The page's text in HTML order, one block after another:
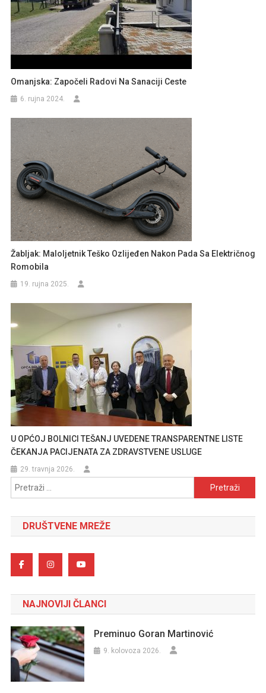
Omanjska: Započeli Radovi Na Sanaciji Ceste
6. rujna 2024.
Žabljak: Maloljetnik Teško Ozlijeđen Nakon Pada Sa Električnog
Romobila
19. rujna 2025.
U OPĆOJ BOLNICI TEŠANJ UVEDENE TRANSPARENTNE LISTE
ČEKANJA PACIJENATA ZA ZDRAVSTVENE USLUGE
29. travnja 2026.
Pretraži:
DRUŠTVENE MREŽE
NAJNOVIJI ČLANCI
Preminuo Goran Martinović
9. kolovoza 2026.